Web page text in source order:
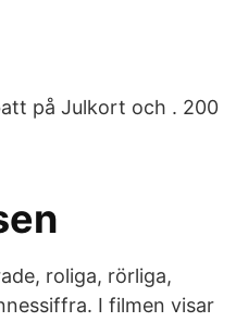
på Julkort och . 200
roliga, rörliga,
I filmen visar